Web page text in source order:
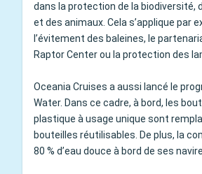
dans la protection de la biodiversité,
et des animaux. Cela s’applique par
l’évitement des baleines, le
Raptor Center ou la protection des
Oceania Cruises a aussi lancé le
Water. Dans ce cadre, à bord, les
plastique à usage unique sont
bouteilles réutilisables. De plus, la
80 % d’eau douce à bord de ses